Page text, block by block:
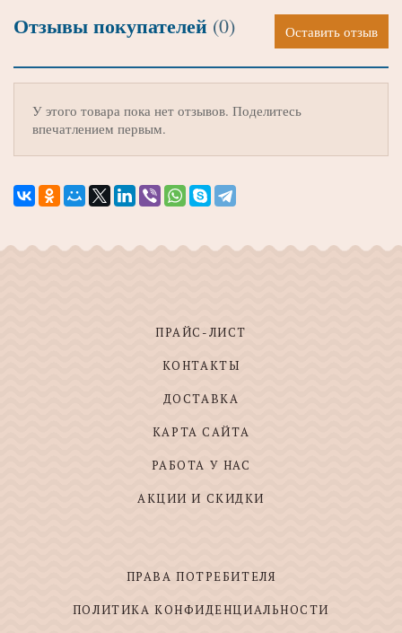
Отзывы покупателей (0) Оставить отзыв
У этого товара пока нет отзывов. Поделитесь
впечатлением первым.
ПРАЙС-ЛИСТ
КОНТАКТЫ
ДОСТАВКА
КАРТА САЙТА
РАБОТА У НАС
АКЦИИ И СКИДКИ
ПРАВА ПОТРЕБИТЕЛЯ
ПОЛИТИКА КОНФИДЕНЦИАЛЬНОСТИ